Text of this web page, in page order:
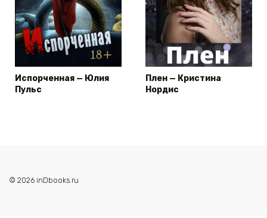
Испорченная — Юлия
Пульс
Плен — Кристина
Нордис
© 2026 inDbooks.ru